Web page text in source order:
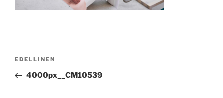
EDELLINEN
4000px__CM10539